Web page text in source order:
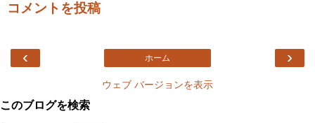
コメントを投稿
‹ ›
ホーム
ウェブ バージョンを表示
このブログを検索